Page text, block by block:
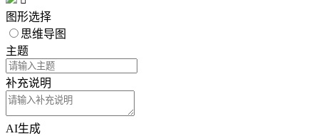
图形选择
思维导图
主题
补充说明
AI生成